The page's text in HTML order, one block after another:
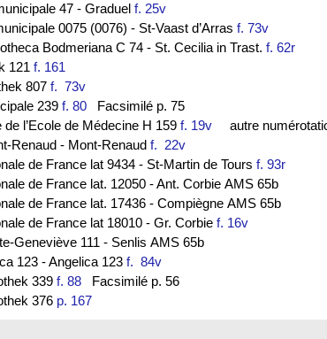
47 - Graduel f. 25v
0075 (0076) - St-Vaast d’Arras f. 73v
Bodmeriana C 74 - St. Cecilia in Trast. f. 62r
121 f. 161
807 f. 73v
239 f. 80Facsimilé p. 75
l’Ecole de Médecine H 159 f. 19vautre
Renaud - Mont-Renaud f. 22v
de France lat 9434 - St-Martin de Tours f. 93r
de France lat. 12050 - Ant. Corbie AMS 65b
de France lat. 17436 - Compiègne AMS 65b
de France lat 18010 - Gr. Corbie f. 16v
Geneviève 111 - Senlis AMS 65b
123 - Angelica 123 f. 84v
339 f. 88Facsimilé p. 56
376 p. 167